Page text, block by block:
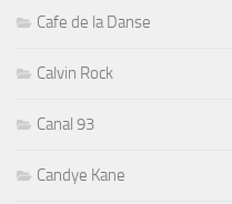
Cafe de la Danse
Calvin Rock
Canal 93
Candye Kane